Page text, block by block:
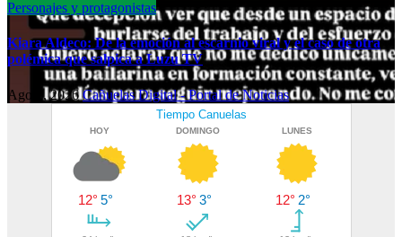
Personajes y protagonistas
Kiara Aldeco: De la emoción al escarnio viral y el caso de otra
polémica que salpica a Luzu TV
Ago 2, 2026Cañuelas Digital - Portal de Noticias